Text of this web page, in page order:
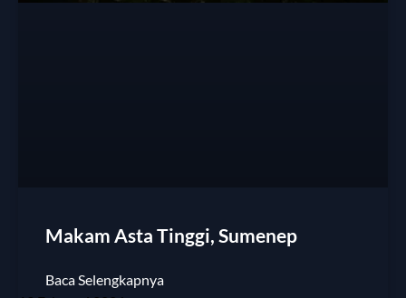
Makam Asta Tinggi, Sumenep
Baca Selengkapnya